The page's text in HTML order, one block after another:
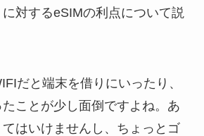
対するeSIMの利点について説
だと端末を借りにいったり、
ことが少し面倒ですよね。あ
はいけませんし、ちょっとゴ